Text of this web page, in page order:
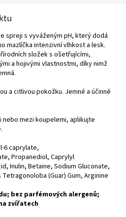
spreji s vyváženým pH, který dodá
mazlíčka intenzivní vlhkost a lesk.
složek s ošetřujícími,
a hojivými vlastnostmi, díky nimž
a citlivou pokožku. Jemné a účinné
nebo mezi koupelemi, aplikujte
6 caprylate,
Propanediol, Caprylyl
Inulin, Betaine, Sodium Gluconate,
(Guar) Gum, Arginine
bez parfémových alergenů;
zvířatech